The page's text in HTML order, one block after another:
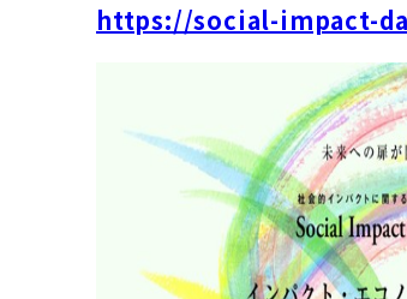
https://social-impact-